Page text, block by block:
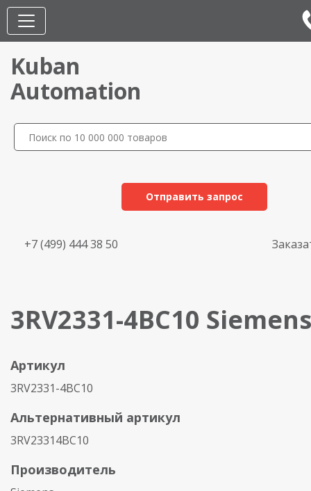
Kuban
Automation
Отправить запрос
+7 (499) 444 38 50
3RV2331-4BC10 Siemens
Артикул
3RV2331-4BC10
Альтернативный артикул
3RV23314BC10
Производитель